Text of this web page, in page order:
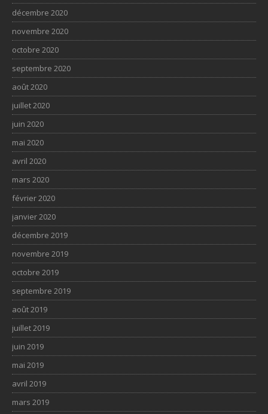
décembre 2020
novembre 2020
octobre 2020
septembre 2020
août 2020
juillet 2020
juin 2020
mai 2020
avril 2020
mars 2020
février 2020
janvier 2020
décembre 2019
novembre 2019
octobre 2019
septembre 2019
août 2019
juillet 2019
juin 2019
mai 2019
avril 2019
mars 2019